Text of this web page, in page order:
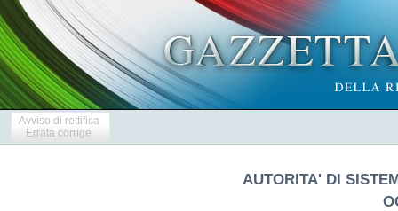
Avviso di rettifica
Errata corrige
AUTORITA' DI